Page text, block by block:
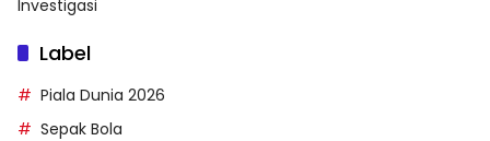
Investigasi
Label
Piala Dunia 2026
Sepak Bola